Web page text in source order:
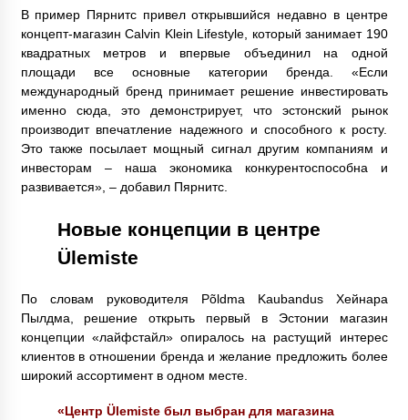
В пример Пярнитс привел открывшийся недавно в центре
концепт-магазин Calvin Klein Lifestyle, который занимает 190
квадратных метров и впервые объединил на одной
площади все основные категории бренда. «Если
международный бренд принимает решение инвестировать
именно сюда, это демонстрирует, что эстонский рынок
производит впечатление надежного и способного к росту.
Это также посылает мощный сигнал другим компаниям и
инвесторам – наша экономика конкурентоспособна и
развивается», – добавил Пярнитс.
Новые концепции в центре
Ülemiste
По словам руководителя Põldma Kaubandus Хейнара
Пылдма, решение открыть первый в Эстонии магазин
концепции «лайфстайл» опиралось на растущий интерес
клиентов в отношении бренда и желание предложить более
широкий ассортимент в одном месте.
«Центр Ülemiste был выбран для магазина